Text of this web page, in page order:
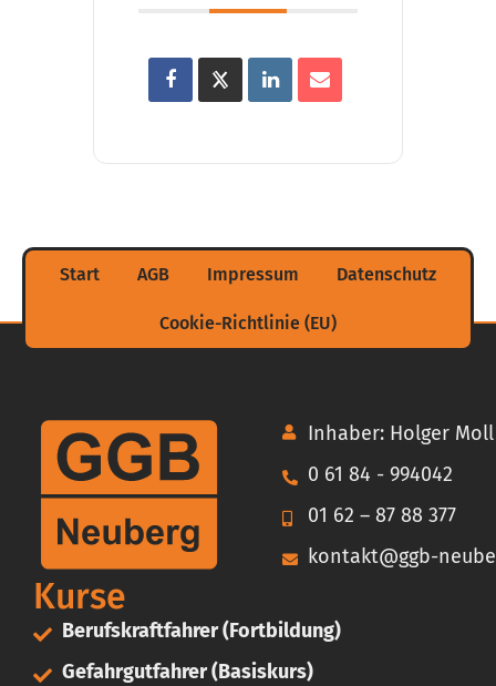
Start AGB Impressum Datenschutz
Cookie-Richtlinie (EU)
Inhaber: Holger Moll
0 61 84 - 994042
01 62 – 87 88 377
kontakt@ggb-
Kurse
Berufskraftfahrer (Fortbildung)
Gefahrgutfahrer (Basiskurs)